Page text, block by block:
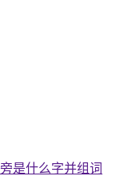
是什么字并组词